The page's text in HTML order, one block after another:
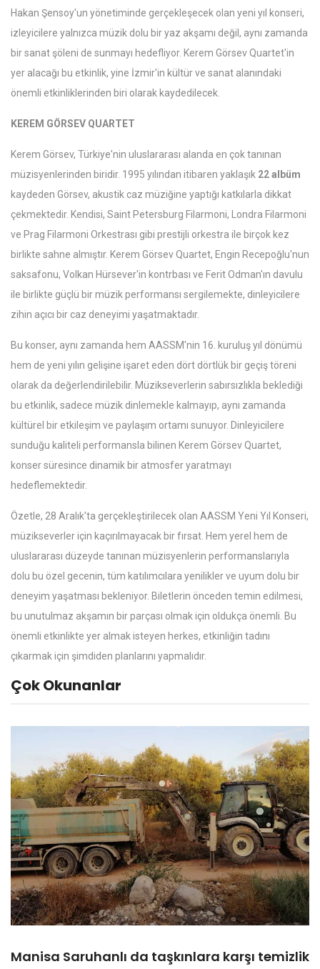
Hakan Şensoy'un yönetiminde gerçekleşecek olan yeni yıl konseri,
izleyicilere yalnızca müzik dolu bir yaz akşamı değil, aynı zamanda
bir sanat şöleni de sunmayı hedefliyor. Kerem Görsev Quartet'in
yer alacağı bu etkinlik, yine İzmir'in kültür ve sanat alanındaki
önemli etkinliklerinden biri olarak kaydedilecek.
KEREM GÖRSEV QUARTET
Kerem Görsev, Türkiye'nin uluslararası alanda en çok tanınan
müzisyenlerinden biridir. 1995 yılından itibaren yaklaşık 22 albüm
kaydeden Görsev, akustik caz müziğine yaptığı katkılarla dikkat
çekmektedir. Kendisi, Saint Petersburg Filarmoni, Londra Filarmoni
ve Prag Filarmoni Orkestrası gibi prestijli orkestra ile birçok kez
birlikte sahne almıştır. Kerem Görsev Quartet, Engin Recepoğlu'nun
saksafonu, Volkan Hürsever'in kontrbası ve Ferit Odman'ın davulu
ile birlikte güçlü bir müzik performansı sergilemekte, dinleyicilere
zihin açıcı bir caz deneyimi yaşatmaktadır.
Bu konser, aynı zamanda hem AASSM'nin 16. kuruluş yıl dönümü
hem de yeni yılın gelişine işaret eden dört dörtlük bir geçiş töreni
olarak da değerlendirilebilir. Müzikseverlerin sabırsızlıkla beklediği
bu etkinlik, sadece müzik dinlemekle kalmayıp, aynı zamanda
kültürel bir etkileşim ve paylaşım ortamı sunuyor. Dinleyicilere
sunduğu kaliteli performansla bilinen Kerem Görsev Quartet,
konser süresince dinamik bir atmosfer yaratmayı
hedeflemektedir.
Özetle, 28 Aralık'ta gerçekleştirilecek olan AASSM Yeni Yıl Konseri,
müzikseverler için kaçırılmayacak bir fırsat. Hem yerel hem de
uluslararası düzeyde tanınan müzisyenlerin performanslarıyla
dolu bu özel gecenin, tüm katılımcılara yenilikler ve uyum dolu bir
deneyim yaşatması bekleniyor. Biletlerin önceden temin edilmesi,
bu unutulmaz akşamın bir parçası olmak için oldukça önemli. Bu
önemli etkinlikte yer almak isteyen herkes, etkinliğin tadını
çıkarmak için şimdiden planlarını yapmalıdır.
Çok Okunanlar
Manisa Saruhanlı da taşkınlara karşı temizlik